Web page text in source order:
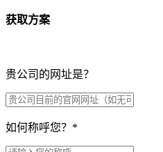
获取方案
贵公司的网址是？
如何称呼您？ *